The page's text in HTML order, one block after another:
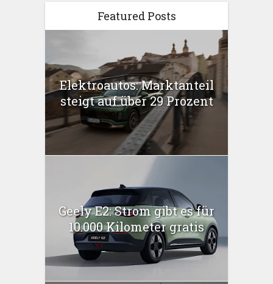
Featured Posts
Elektroautos: Marktanteil
steigt auf über 29 Prozent
Geely E2: Strom gibt es für
10.000 Kilometer gratis